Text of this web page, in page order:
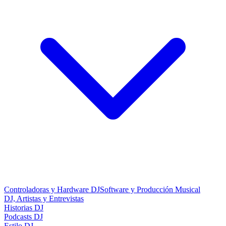
Controladoras y Hardware DJSoftware y Producción Musical
DJ, Artistas y Entrevistas
Historias DJ
Podcasts DJ